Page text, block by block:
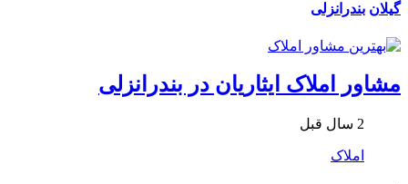
گیلان بندرانزلی
مشاور املاک ایثاریان در بندرانزلی
2 سال قبل
املاک